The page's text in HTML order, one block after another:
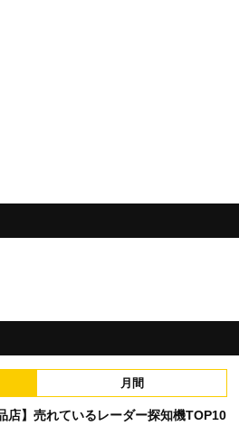
月間
店】売れているレーダー探知機TOP10